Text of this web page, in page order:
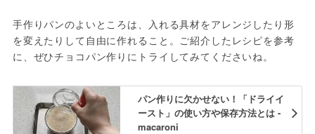
手作りパンのよいところは、入れる具材をアレンジしたり形
を変えたりして自由に作れること。ご紹介したレシピを参考
に、ぜひチョコパン作りにトライしてみてくださいね。
パン作りに欠かせない！「ドライイ
ースト」の使い方や保存方法とは -
macaroni